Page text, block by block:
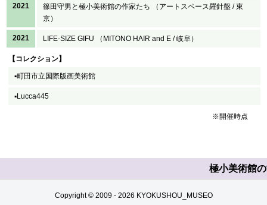
2021
篠田守男と極小美術館の作家たち （アートスペース羅針盤 / 東
京）
2021 LIFE-SIZE GIFU （MITONO HAIR and E / 岐阜）
【コレクション】
▪︎町田市立国際版画美術館
▪Lucca445
※開催時点
Copyright © 2009 - 2026 KYOKUSHOU_MUSEO